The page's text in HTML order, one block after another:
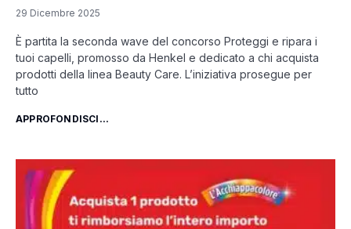
29 Dicembre 2025
È partita la seconda wave del concorso Proteggi e ripara i
tuoi capelli, promosso da Henkel e dedicato a chi acquista
prodotti della linea Beauty Care. L’iniziativa prosegue per
tutto
APPROFONDISCI...